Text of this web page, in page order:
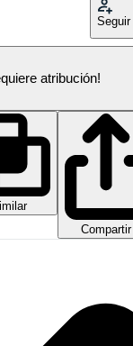
Seguir
atribución!
Compartir